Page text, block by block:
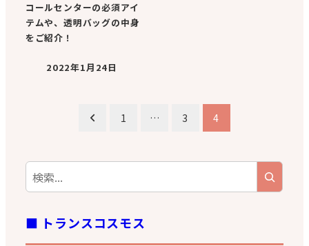
コールセンターの必須アイ
テムや、透明バッグの中身
をご紹介！
2022年1月24日
の
ー
1 … 3 4
■ トランスコスモス